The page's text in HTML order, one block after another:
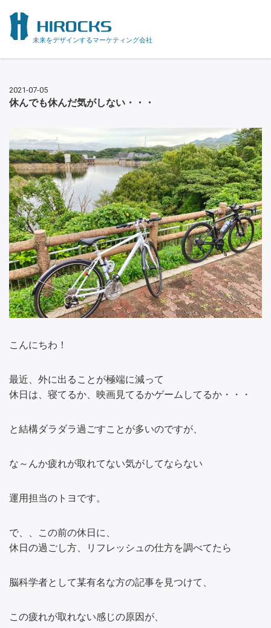
未来をデザインするマーケティング会社
2021-07-05
休んでも休んだ気がしない・・・
こんにちわ！
最近、外に出ることが極端に減って
休日は、寝てるか、映画見てるかゲームしてるか・・・
と結構ダラダラ過ごすことが多いのですが、
な～んか疲れが取れてない気がしてならない
運用担当のトヨです。
で、、この前の休日に、
休日の過ごし方、リフレッシュの仕方を調べてたら
脳科学者として某有名な方の記事を見つけて、
この疲れが取れない感じの原因が、